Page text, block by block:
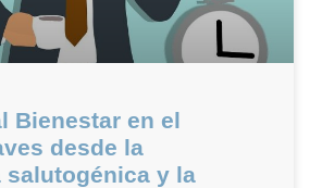
Bienestar en el
desde la
salutogénica y la